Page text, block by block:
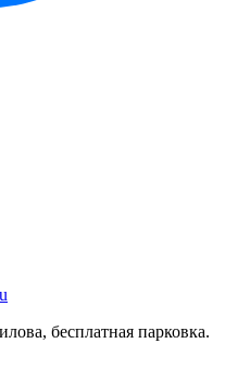
бесплатная парковка.